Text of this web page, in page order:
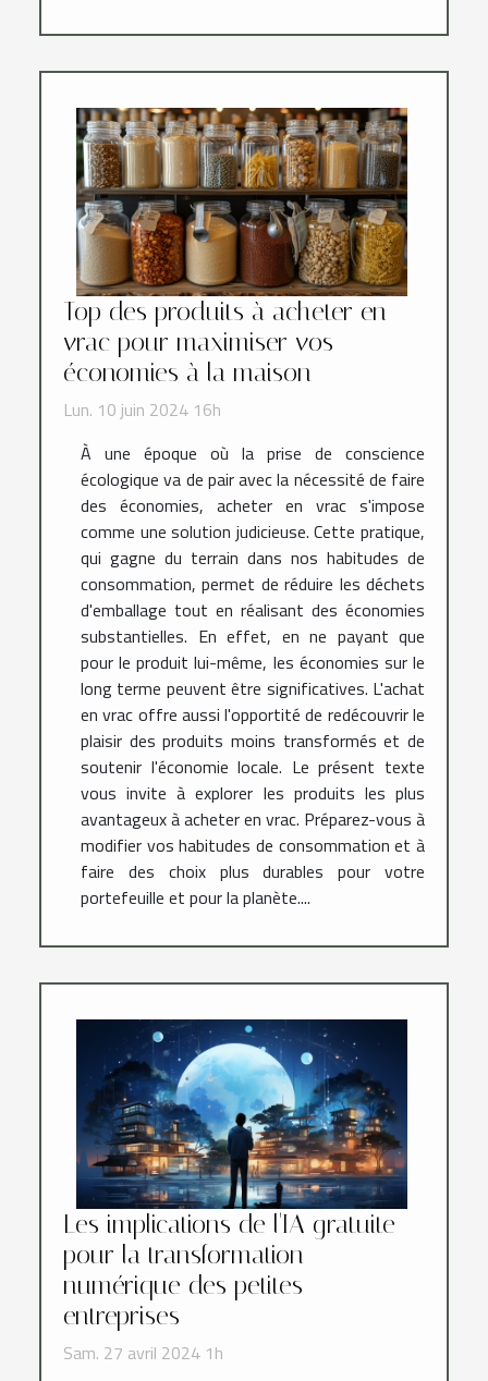
Top des produits à acheter en
vrac pour maximiser vos
économies à la maison
Lun. 10 juin 2024 16h
À une époque où la prise de conscience
écologique va de pair avec la nécessité de faire
des économies, acheter en vrac s'impose
comme une solution judicieuse. Cette pratique,
qui gagne du terrain dans nos habitudes de
consommation, permet de réduire les déchets
d'emballage tout en réalisant des économies
substantielles. En effet, en ne payant que
pour le produit lui-même, les économies sur le
long terme peuvent être significatives. L'achat
en vrac offre aussi l'opportité de redécouvrir le
plaisir des produits moins transformés et de
soutenir l'économie locale. Le présent texte
vous invite à explorer les produits les plus
avantageux à acheter en vrac. Préparez-vous à
modifier vos habitudes de consommation et à
faire des choix plus durables pour votre
portefeuille et pour la planète....
Les implications de l'IA gratuite
pour la transformation
numérique des petites
entreprises
Sam. 27 avril 2024 1h